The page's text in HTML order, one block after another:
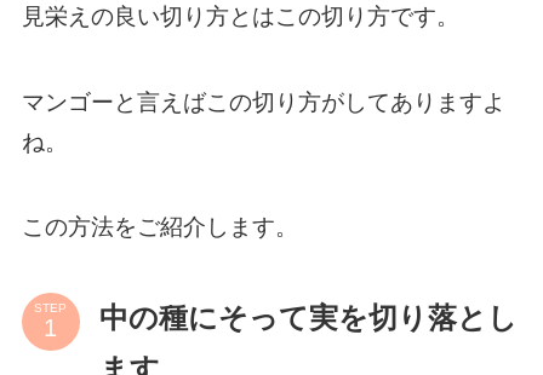
見栄えの良い切り方とはこの切り方です。
マンゴーと言えばこの切り方がしてありますよ
ね。
この方法をご紹介します。
STEP
中の種にそって実を切り落とし
ます